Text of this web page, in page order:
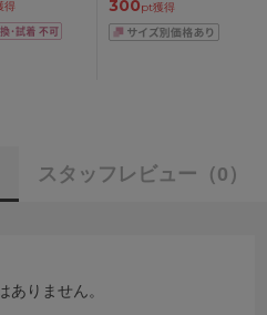
得
ダー
65/70/75/80/85/90/95c
m
300pt獲得
スタッフレビュー （0）
ありません。